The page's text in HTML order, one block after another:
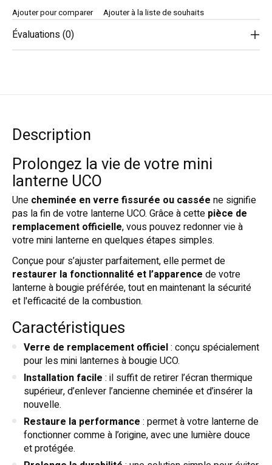
Ajouter pour comparer Ajouter à la liste de souhaits
Évaluations (0)
Description
Prolongez la vie de votre mini
lanterne UCO
Une cheminée en verre fissurée ou cassée ne signifie
pas la fin de votre lanterne UCO. Grâce à cette pièce de
remplacement officielle, vous pouvez redonner vie à
votre mini lanterne en quelques étapes simples.
Conçue pour s’ajuster parfaitement, elle permet de
restaurer la fonctionnalité et l’apparence de votre
lanterne à bougie préférée, tout en maintenant la sécurité
et l'efficacité de la combustion.
Caractéristiques
Verre de remplacement officiel: conçu spécialement
pour les mini lanternes à bougie UCO.
Installation facile : il suffit de retirer l’écran thermique
supérieur, d’enlever l’ancienne cheminée et d’insérer la
nouvelle.
Restaure la performance : permet à votre lanterne de
fonctionner comme à l’origine, avec une lumière douce
et protégée.